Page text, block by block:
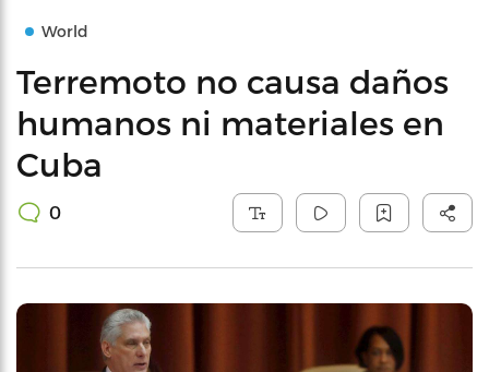
World
Terremoto no causa daños
humanos ni materiales en
Cuba
0